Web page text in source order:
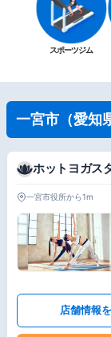
スポーツジム
一宮市（愛知
ホットヨガス
一宮市役所から1m
店舗情報